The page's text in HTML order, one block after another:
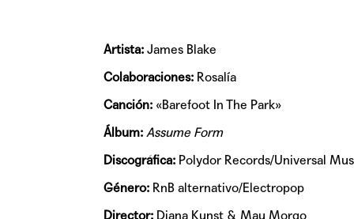
Artista:James Blake
Colaboraciones:Rosalía
Canción:«Barefoot In The Park»
Álbum: Assume Form
Discográfica:Polydor Records/Universal
Género:RnB alternativo/Electropop
Director:Diana Kunst & Mau Morgo